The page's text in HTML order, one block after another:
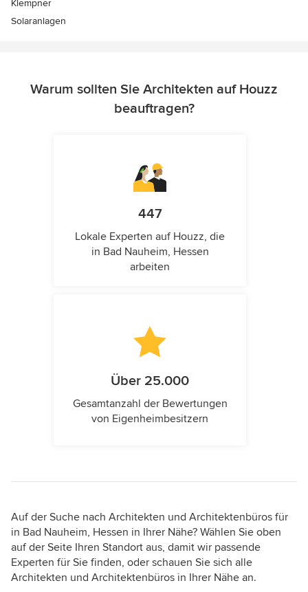
Klempner
Solaranlagen
Warum sollten Sie Architekten auf Houzz
beauftragen?
447
Lokale Experten auf Houzz, die
in Bad Nauheim, Hessen
arbeiten
Über 25.000
Gesamtanzahl der Bewertungen
von Eigenheimbesitzern
Auf der Suche nach Architekten und Architektenbüros für
in Bad Nauheim, Hessen in Ihrer Nähe? Wählen Sie oben
auf der Seite Ihren Standort aus, damit wir passende
Experten für Sie finden, oder schauen Sie sich alle
Architekten und Architektenbüros in Ihrer Nähe an.